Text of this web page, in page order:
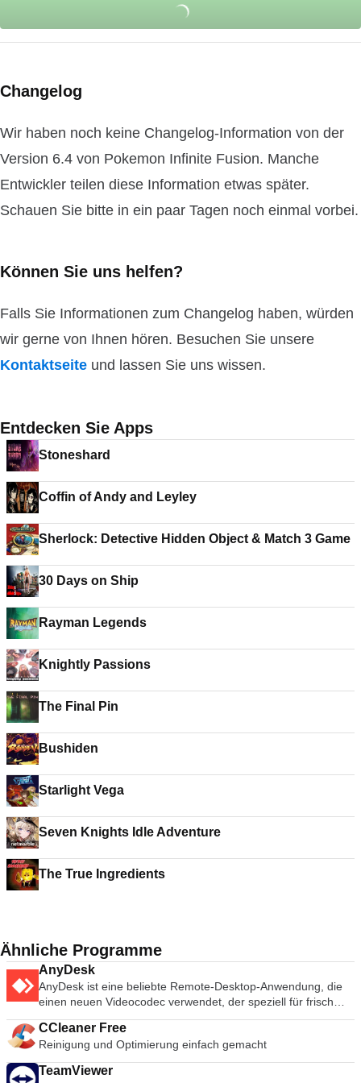
Changelog
Wir haben noch keine Changelog-Information von der
Version 6.4 von Pokemon Infinite Fusion. Manche
Entwickler teilen diese Information etwas später.
Schauen Sie bitte in ein paar Tagen noch einmal vorbei.
Können Sie uns helfen?
Falls Sie Informationen zum Changelog haben, würden
wir gerne von Ihnen hören. Besuchen Sie unsere
Kontaktseite und lassen Sie uns wissen.
Entdecken Sie Apps
Stoneshard
Coffin of Andy and Leyley
Sherlock: Detective Hidden Object & Match 3 Game
30 Days on Ship
Rayman Legends
Knightly Passions
The Final Pin
Bushiden
Starlight Vega
Seven Knights Idle Adventure
The True Ingredients
Ähnliche Programme
AnyDesk
AnyDesk ist eine beliebte Remote-Desktop-Anwendung, die
einen neuen Videocodec verwendet, der speziell für frisch
aussehende grafische Benutzeroberflächen entwickelt wurde.
AnyDesk-Software ist vielseitig, sicher und leichtgewichtig. Die
Software verwendet TLS1.2-Verschlüsselung, und beide
Enden der Verbindung werden kryptografisch verifiziert.
AnyDesk ist sehr leicht und in eine 1MB große Datei gepackt,
CCleaner Free
Reinigung und Optimierung einfach gemacht
TeamViewer